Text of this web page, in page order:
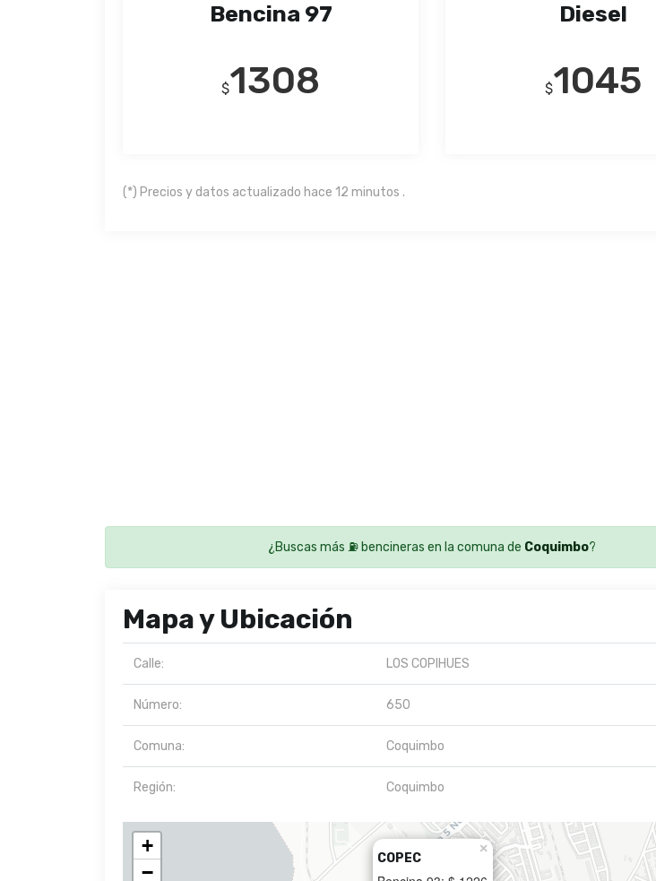
Bencina 97
$1308
Diesel
$1045
(*) Precios y datos actualizado hace 12 minutos .
¿Buscas más ⛽ bencineras en la comuna de Coquimbo?
Mapa y Ubicación
Calle: LOS COPIHUES
Número: 650
Comuna: Coquimbo
Región: Coquimbo
COPEC
×
+
−